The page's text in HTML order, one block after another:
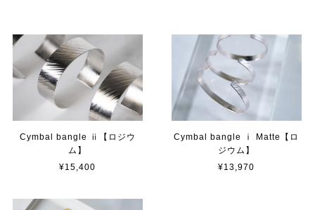
Cymbal bangle ⅱ【ロジウ
ム】
¥15,400
Cymbal bangle ⅰ Matte【ロ
ジウム】
¥13,970